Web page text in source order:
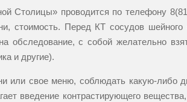
Столицы» проводится по телефону
стоимость. Перед КТ сосудов
обследование, с собой желательно
и другие).
или свое меню, соблюдать какую-либо
введение контрастирующего